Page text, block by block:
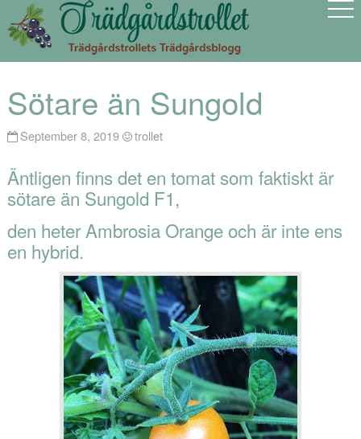
Sötare än Sungold
September 8, 2019 trollet
Äntligen finns det en tomat som faktiskt är
sötare än Sungold F1,
den heter Ambrosia Orange och är inte ens
en hybrid.